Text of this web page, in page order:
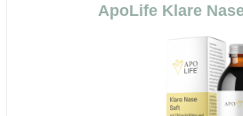
ApoLife Klare